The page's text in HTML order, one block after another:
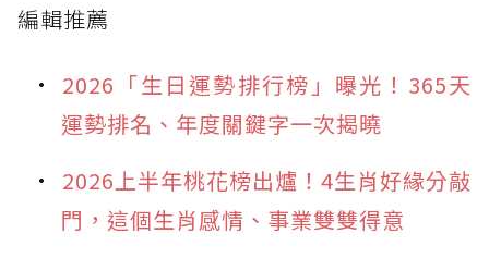
編輯推薦
2026「生日運勢排行榜」曝光！365天
運勢排名、年度關鍵字一次揭曉
2026上半年桃花榜出爐！4生肖好緣分敲
門，這個生肖感情、事業雙雙得意